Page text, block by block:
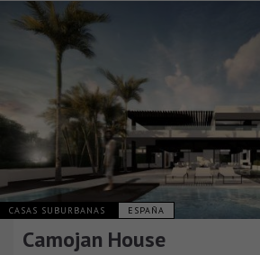
CASAS SUBURBANAS ESPAÑA
Camojan House